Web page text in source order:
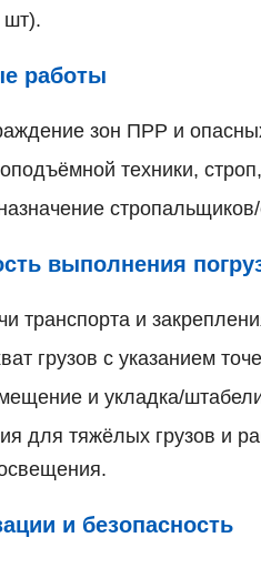
шт).
работы
зон ПРР и
техники,
выполнения
транспорта и
грузов с указанием
и укладка/
для тяжёлых грузов и
и безопасность